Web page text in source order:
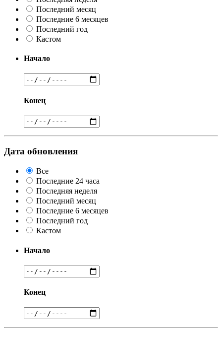
Последний месяц
Последние 6 месяцев
Последний год
Кастом
Начало
Конец
Дата обновления
Все
Последние 24 часа
Последняя неделя
Последний месяц
Последние 6 месяцев
Последний год
Кастом
Начало
Конец